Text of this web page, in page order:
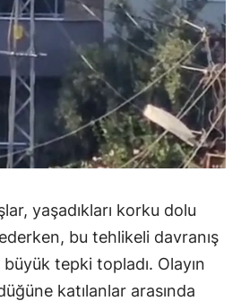
yaşadıkları korku dolu
bu tehlikeli davranış
tepki topladı. Olayın
katılanlar arasında